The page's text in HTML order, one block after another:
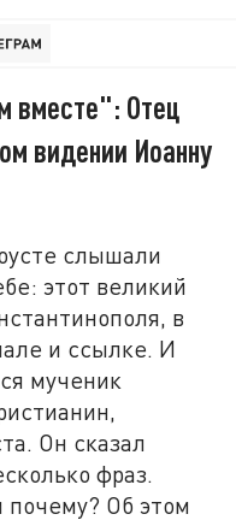
вместе": Отец
видении Иоанну
слышали
этот великий
в
и ссылке. И
мученик
Он сказал
фраз.
почему? Об этом